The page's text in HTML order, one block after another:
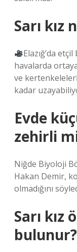
Sarı kız
Elazığ’da
havalarda
ve
kadar
Evde
zehirli
Niğde Biyoloji
Hakan Demir,
olmadığını
Sarı
bulunur?